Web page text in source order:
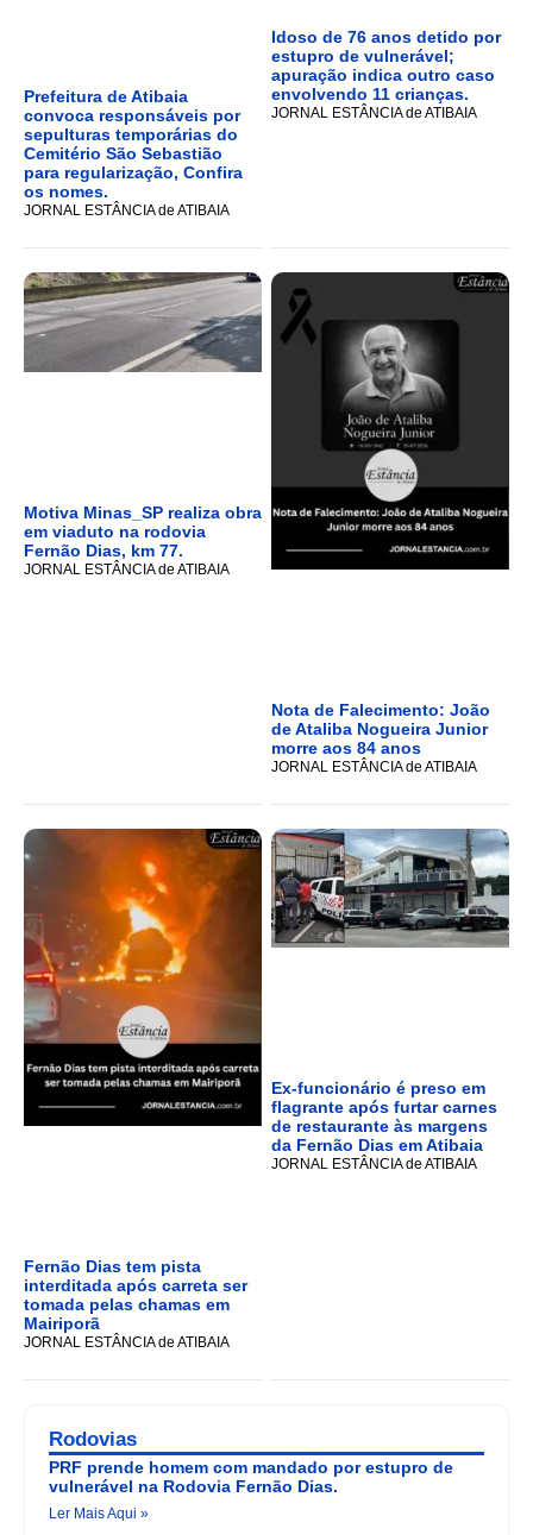
Prefeitura de Atibaia
convoca responsáveis por
sepulturas temporárias do
Cemitério São Sebastião
para regularização, Confira
os nomes.
JORNAL ESTÂNCIA de ATIBAIA
Idoso de 76 anos detido por
estupro de vulnerável;
apuração indica outro caso
envolvendo 11 crianças.
JORNAL ESTÂNCIA de ATIBAIA
Motiva Minas_SP realiza obra
em viaduto na rodovia
Fernão Dias, km 77.
JORNAL ESTÂNCIA de ATIBAIA
Nota de Falecimento: João
de Ataliba Nogueira Junior
morre aos 84 anos
JORNAL ESTÂNCIA de ATIBAIA
Fernão Dias tem pista
interditada após carreta ser
tomada pelas chamas em
Mairiporã
JORNAL ESTÂNCIA de ATIBAIA
Ex-funcionário é preso em
flagrante após furtar carnes
de restaurante às margens
da Fernão Dias em Atibaia
JORNAL ESTÂNCIA de ATIBAIA
Rodovias
PRF prende homem com mandado por estupro de
vulnerável na Rodovia Fernão Dias.
Ler Mais Aqui »